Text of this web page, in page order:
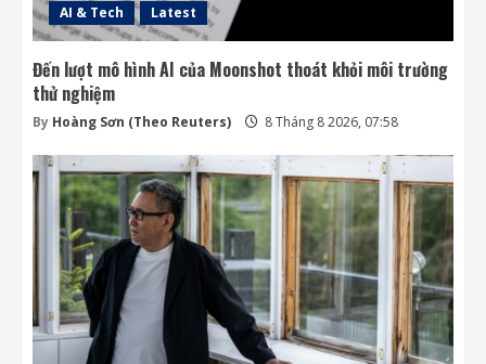
AI & Tech Latest
Đến lượt mô hình AI của Moonshot thoát khỏi môi trường
thử nghiệm
By Hoàng Sơn (Theo Reuters) 8 Tháng 8 2026, 07:58